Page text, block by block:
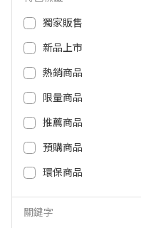
獨家販售
新品上市
熱銷商品
限量商品
推薦商品
預購商品
環保商品
關鍵字
ADAMOUTDOOR隨身掛繩機能冰
鎮風扇(沙)-三入組 ADFN-HTF500
(S)-3PCS
NT$2,670
2,136